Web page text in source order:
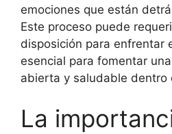
emociones que están
Este proceso puede
disposición para enfrentar
esencial para fomentar
abierta y saludable dentro
La